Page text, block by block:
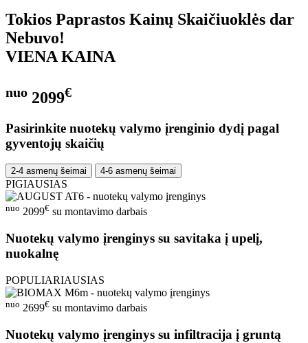
Tokios Paprastos Kainų Skaičiuoklės dar
Nebuvo!
VIENA KAINA
nuo 2099€
Pasirinkite nuotekų valymo įrenginio dydį pagal
gyventojų skaičių
2-4 asmenų šeimai 4-6 asmenų šeimai
PIGIAUSIAS
nuo 2099€ su montavimo darbais
Nuotekų valymo įrenginys su savitaka į upelį,
nuokalnę
POPULIARIAUSIAS
nuo 2699€ su montavimo darbais
Nuotekų valymo įrenginys su infiltracija į gruntą